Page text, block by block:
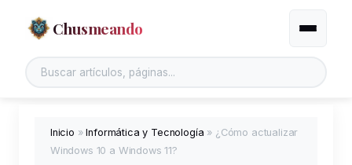
Chusmeando Alternar
Inicio »Informática y Tecnología » ¿Cómo actualizar
Windows 10 a Windows 11?